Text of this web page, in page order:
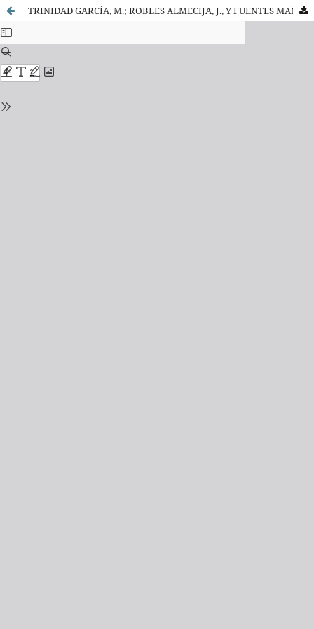
TRINIDAD GARCÍA, M.; ROBLES ALMECIJA, J., Y FUENTES MAÑAS, J.: Guía jurídica de extranjería, asilo y ciudadanía de la Unión